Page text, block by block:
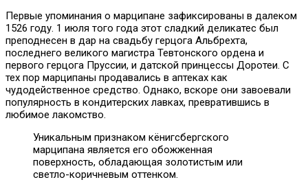
Первые упоминания о марципане зафиксированы в далеком
1526 году. 1 июля того года этот сладкий деликатес был
преподнесен в дар на свадьбу герцога Альбрехта,
последнего великого магистра Тевтонского ордена и
первого герцога Пруссии, и датской принцессы Доротеи. С
тех пор марципаны продавались в аптеках как
чудодейственное средство. Однако, вскоре они завоевали
популярность в кондитерских лавках, превратившись в
любимое лакомство.
Уникальным признаком кёнигсбергского
марципана является его обожженная
поверхность, обладающая золотистым или
светло-коричневым оттенком.